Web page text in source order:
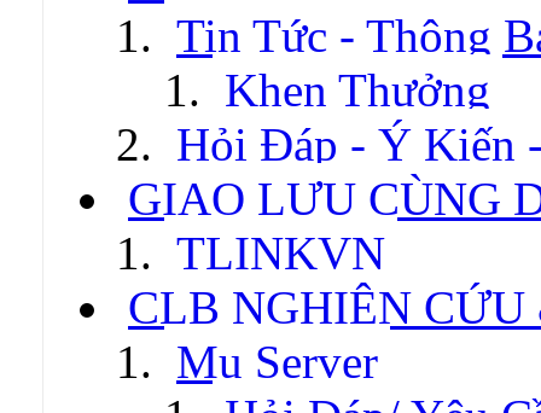
Tin Tức - Thông
Khen Thưởng
Hỏi Đáp - Ý Kiến
GIAO LƯU CÙNG
TLINKVN
CLB NGHIÊN
Mu Server